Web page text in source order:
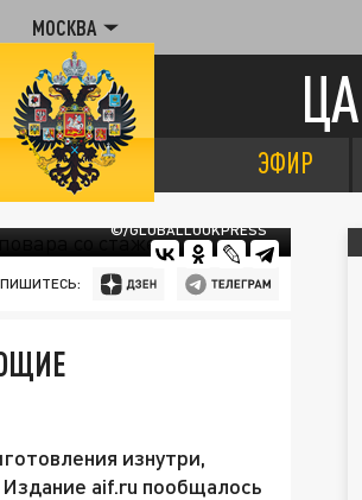
МОСКВА
ЭФИР
©/GLOBALLOOKPRESS
изнутри,
aif.ru пообщалось